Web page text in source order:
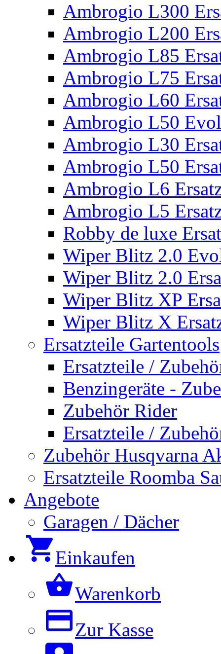
Ambrogio L300
Ambrogio L200
Ambrogio L85
Ambrogio L75
Ambrogio L60
Ambrogio L50
Ambrogio L30
Ambrogio L50
Ambrogio L6
Ambrogio L5
Robby de luxe
Wiper Blitz 2.0
Wiper Blitz 2.0
Wiper Blitz XP
Wiper Blitz X
Ersatzteile Gartentools
Ersatzteile /
Benzingeräte -
Zubehör Rider
Ersatzteile /
Zubehör Husqvarna
Ersatzteile Roomba
Angebote
Garagen / Dächer
Einkaufen
Warenkorb
Zur Kasse